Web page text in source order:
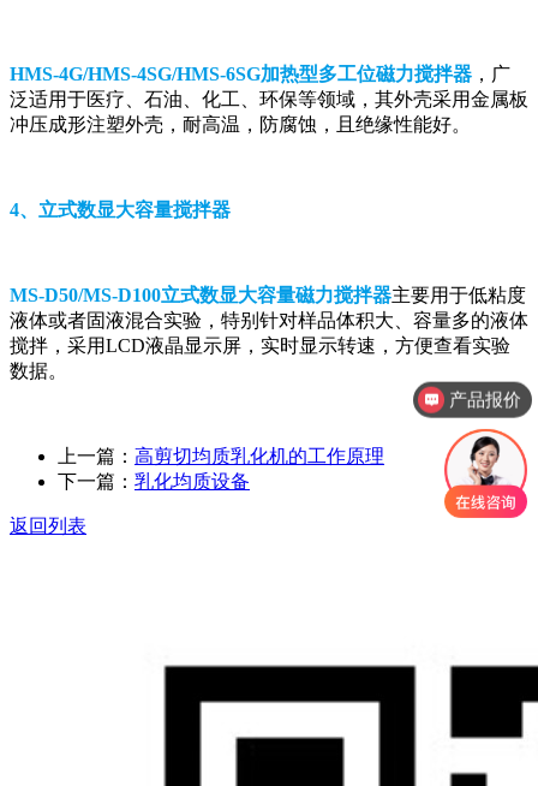
HMS-4G/HMS-4SG/HMS-6SG加热型多工位磁力搅拌器 ，广
泛适用于医疗、石油、化工、环保等领域，其外壳采用金属板
冲压成形注塑外壳，耐高温，防腐蚀，且绝缘性能好。
4、立式数显大容量搅拌器
MS-D50/MS-D100立式数显大容量磁力搅拌器主要用于低粘度
液体或者固液混合实验，特别针对样品体积大、容量多的液体
搅拌，采用LCD液晶显示屏，实时显示转速，方便查看实验
数据。
上一篇： 高剪切均质乳化机的工作原理
下一篇： 乳化均质设备
返回列表
产品报价